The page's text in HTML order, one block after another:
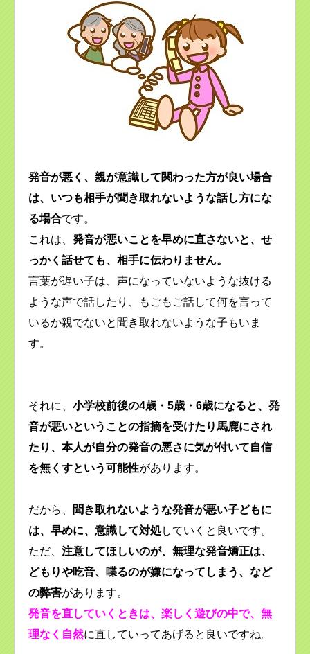
発音が悪く、親が意識して関わった方が良い場合
は、いつも相手が聞き取れないような話し方にな
る場合です。
これは、 発音が悪いことを早めに直さないと、せ
っかく話せても、相手に伝わりません。
言葉が遅い子は、声になっていないような抜ける
ような声で話したり、もごもご話して何を言って
いるか親でないと聞き取れないような子もいま
す。
それに、 小学校前後の4歳・5歳・6歳になると、発
音が悪いということの指摘を受けたり馬鹿にされ
たり、本人が自分の発音の悪さに気が付いて自信
を無くすという可能性があります。
だから、
聞き取れないような発音が悪い子どもに
は、早めに、意識して対処していくと良いです。
ただ、 注意してほしいのが、無理な発音矯正は、
どもりや吃音、喋るのが嫌になってしまう、など
の弊害があります。
発音を直していくときは、楽しく遊びの中で、無
理なく自然に直していってあげると良いですね。